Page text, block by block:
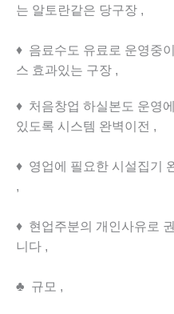
는 알토란같은 당구장 ,
♦ 음료수도 유료로 운영중
스 효과있는 구장 ,
♦ 처음창업 하실본도 운영
있도록 시스템 완벽이전 ,
♦ 영업에 필요한 시설집기
,
♦ 현업주분의 개인사유로
니다 ,
♣ 규모 ,